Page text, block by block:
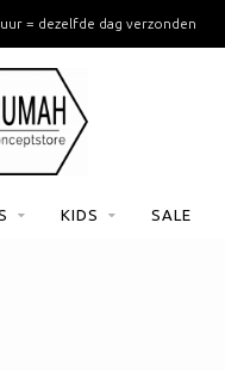
= dezelfde dag verzonden
KIDS SALE